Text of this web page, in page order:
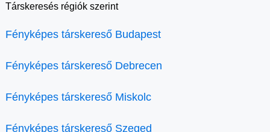
Társkeresés régiók szerint
Fényképes társkereső Budapest
Fényképes társkereső Debrecen
Fényképes társkereső Miskolc
Fényképes társkereső Szeged